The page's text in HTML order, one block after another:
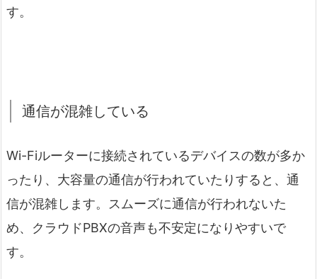
す。
通信が混雑している
Wi-Fiルーターに接続されているデバイスの数が多か
ったり、大容量の通信が行われていたりすると、通
信が混雑します。スムーズに通信が行われないた
め、クラウドPBXの音声も不安定になりやすいで
す。